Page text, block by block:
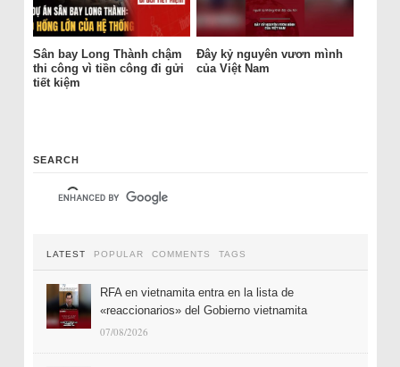
Sân bay Long Thành chậm
thi công vì tiền công đi gửi
tiết kiệm
Đây kỷ nguyên vươn mình
của Việt Nam
SEARCH
LATEST POPULAR COMMENTS TAGS
RFA en vietnamita entra en la lista de
«reaccionarios» del Gobierno vietnamita
07/08/2026